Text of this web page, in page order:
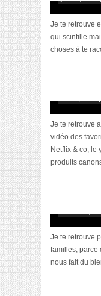
Je te retrouve
qui scintille
choses à te
Je te retrouve
vidéo des
Netflix & co, le
produits
Je te retrouve
familles, parce
nous fait du